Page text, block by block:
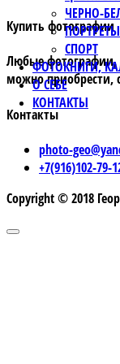
ЧЕРНО-
ПОРТРЕТЫ
СПОРТ
ФОТОКНИГИ,
О СЕБЕ
КОНТАКТЫ
Купить фотографии
Любые фотографии,
можно приобрести,
Контакты
photo-
+7(916)102-79-
Copyright © 2018